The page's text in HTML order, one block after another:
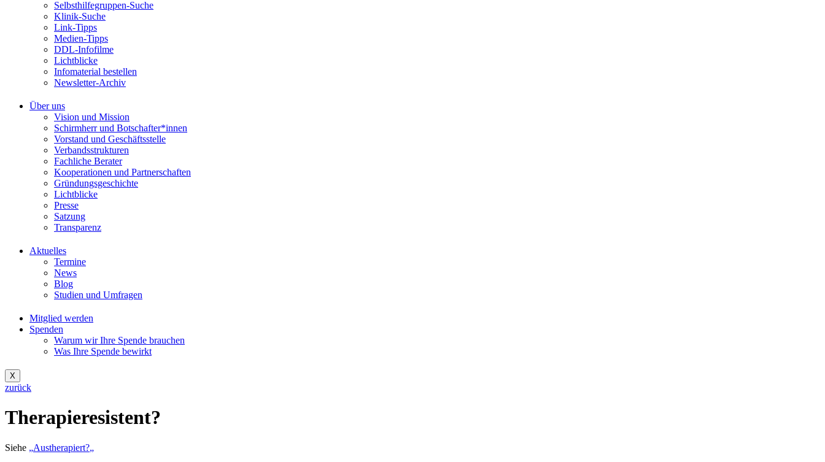
Selbsthilfegruppen-Suche
Klinik-Suche
Link-Tipps
Medien-Tipps
DDL-Infofilme
Lichtblicke
Infomaterial bestellen
Newsletter-Archiv
Über uns
Vision und Mission
Schirmherr und Botschafter*innen
Vorstand und Geschäftsstelle
Verbandsstrukturen
Fachliche Berater
Kooperationen und Partnerschaften
Gründungsgeschichte
Lichtblicke
Presse
Satzung
Transparenz
Aktuelles
Termine
News
Blog
Studien und Umfragen
Mitglied werden
Spenden
Warum wir Ihre Spende brauchen
Was Ihre Spende bewirkt
X
zurück
Therapieresistent?
Siehe „Austherapiert?„